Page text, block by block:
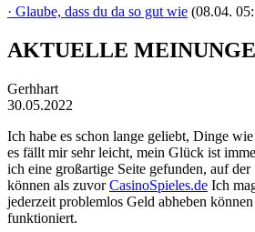
· Glaube, dass du da so gut wie (08.04.
AKTUELLE
Gerhhart
30.05.2022
Ich habe es schon lange geliebt, Dinge
es fällt mir sehr leicht, mein Glück ist
ich eine großartige Seite gefunden, auf
können als zuvorCasinoSpieles.de Ich
jederzeit problemlos Geld abheben
funktioniert.